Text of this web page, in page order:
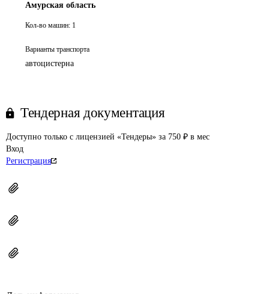
Амурская область
Кол-во машин: 1
Варианты транспорта
автоцистерна
Тендерная документация
Доступно только с лицензией «Тендеры» за 750 ₽ в мес
Вход
Регистрация